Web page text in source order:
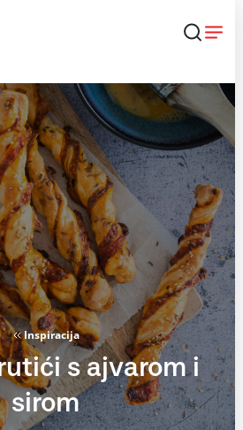
Inspiracija
s ajvarom i
sirom